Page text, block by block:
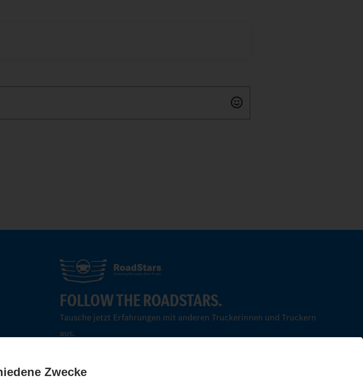
FOLLOW THE ROADSTARS.
Tausche jetzt Erfahrungen mit anderen Truckerinnen und Truckern
aus.
Steig ein